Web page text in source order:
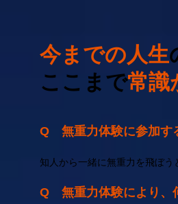
今までの人生
ここまで常識
Q 無重力体験に参加す
知人から一緒に無重力を飛ぼ
Q 無重力体験により、